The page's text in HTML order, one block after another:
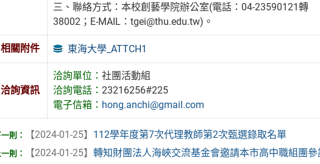
三、聯絡方式：本校創藝學院辦公室(電話：04-23590121轉
38002；E-MAIL：tgei@thu.edu.tw)。
相關附件 東海大學_ATTCH1
洽詢資訊
洽詢單位：社團活動組
洽詢電話：23216256#225
電子信箱： hong.anchi@gmail.com
【2024-01-25】 112學年度第7次代理教師第2次甄選錄取名單
【2024-01-25】 轉知財團法人海峽交流基金會邀請本市高中職組團參